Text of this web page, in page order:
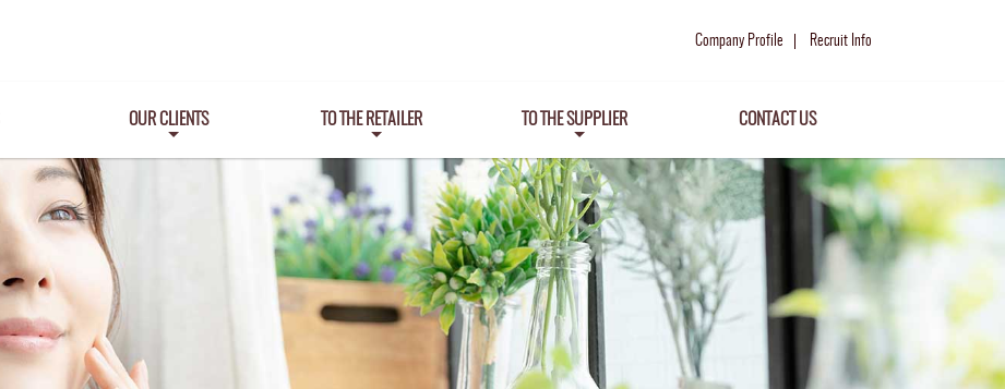
Company Profile Recruit Info
OUR CLIENTS TO THE RETAILER TO THE SUPPLIER CONTACT US